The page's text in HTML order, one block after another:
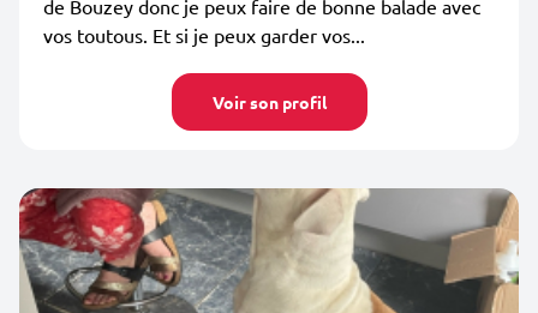
de Bouzey donc je peux faire de bonne balade avec
vos toutous. Et si je peux garder vos...
Voir son profil